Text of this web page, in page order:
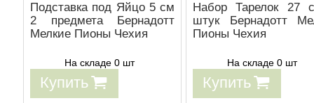
Подставка под Яйцо 5 см
2 предмета Бернадотт
Мелкие Пионы Чехия
На складе 0 шт
Купить
Набор Тарелок 27
штук Бернадотт
Пионы Чехия
На складе 0 шт
Купить